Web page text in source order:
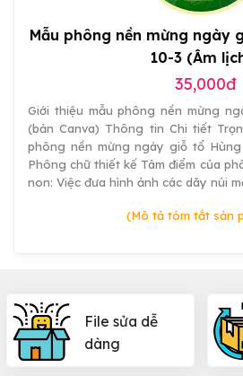
Mẫu phông nền mừng ngày
10-3 (Âm
35,000đ
Giới thiệu mẫu phông nền mừng
(bản Canva) Thông tin Chi tiết
phông nền mừng ngày giỗ tổ Hùng
Phông chữ thiết kế Tâm điểm của
non: Việc đưa hình ảnh các dãy núi
(Mô tả tóm tắt sản
File sửa dễ
dàng